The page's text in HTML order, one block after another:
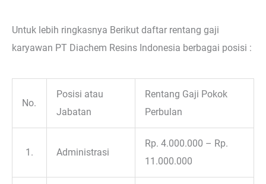
Untuk lebih ringkasnya Berikut daftar rentang gaji
karyawan PT Diachem Resins Indonesia berbagai posisi :
No.
Posisi atau
Jabatan
Rentang Gaji Pokok
Perbulan
1. Administrasi
Rp. 4.000.000 – Rp.
11.000.000